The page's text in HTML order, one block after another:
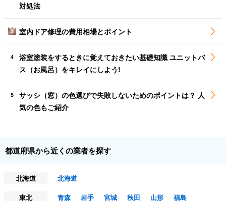
対処法
3 室内ドア修理の費用相場とポイント
4
浴室塗装をするときに覚えておきたい基礎知識 ユニットバ
ス（お風呂）をキレイにしよう!
5
サッシ（窓）の色選びで失敗しないためのポイントは？ 人
気の色もご紹介
都道府県から近くの業者を探す
北海道
北海道
東北
青森 岩手 宮城 秋田 山形
福島